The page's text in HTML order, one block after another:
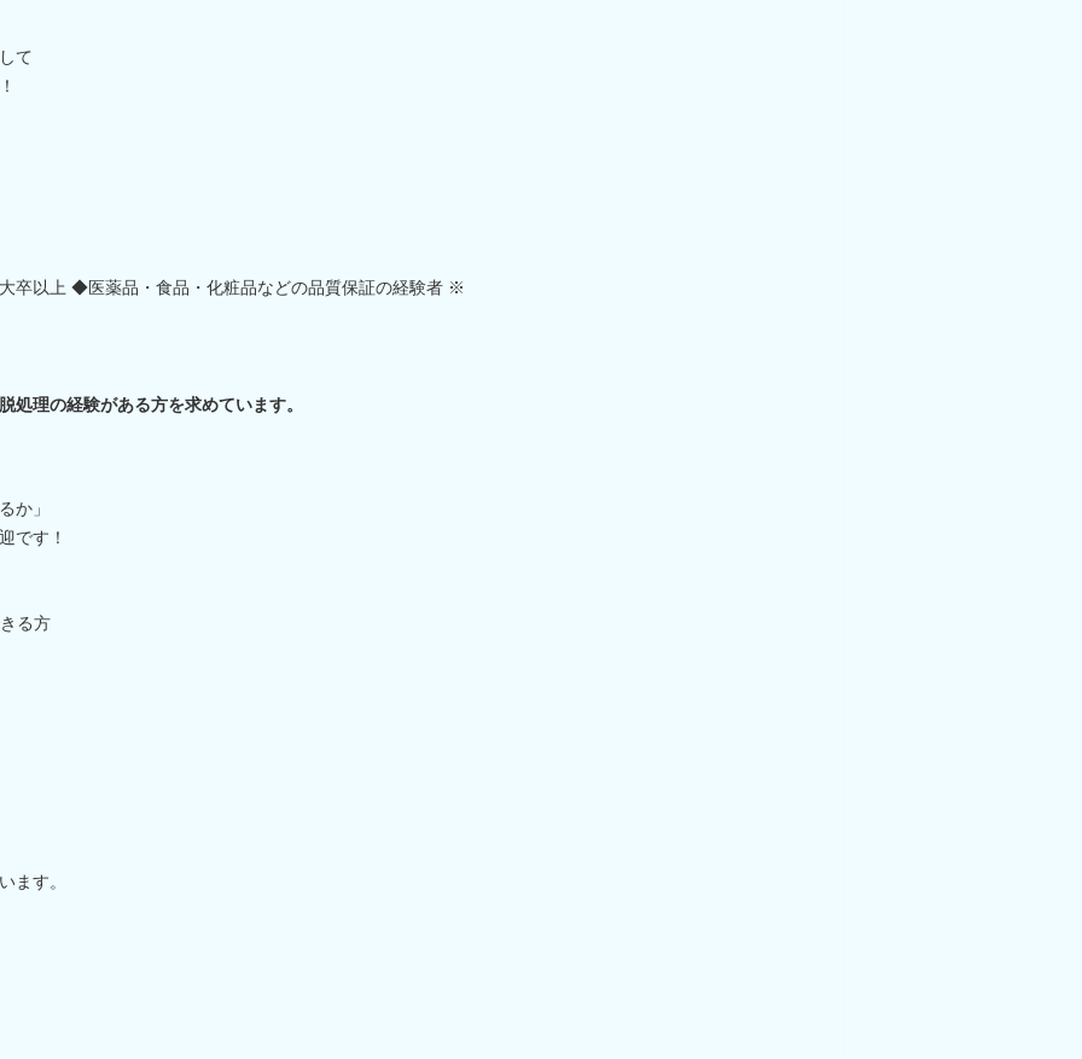
て
卒以上 ◆医薬品・食品・化粧品などの品質保証の経験者 ※
処理の経験がある方を求めています。
か」
です！
る方
ます。